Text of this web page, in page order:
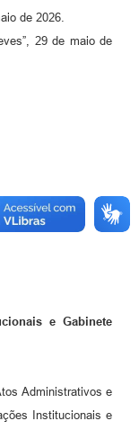
de 2026.
29 de maio de
e Gabinete
Administrativos e
Institucionais e